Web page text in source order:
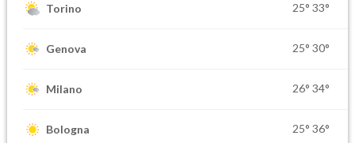
Torino 25° 33°
Genova 25° 30°
Milano 26° 34°
Bologna 25° 36°